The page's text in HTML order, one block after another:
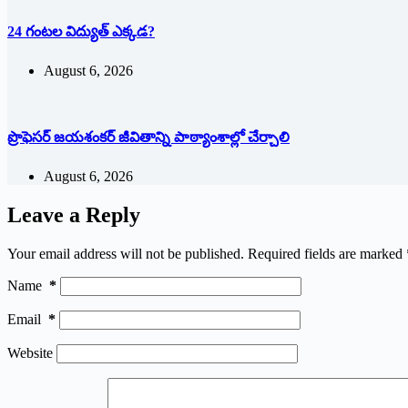
24 గంటల విద్యుత్ ఎక్కడ?
August 6, 2026
ప్రొఫెసర్ జయశంకర్ జీవితాన్ని పాఠ్యాంశాల్లో చేర్చాలి
August 6, 2026
Leave a Reply
Your email address will not be published. Required fields are marked
Name *
Email *
Website